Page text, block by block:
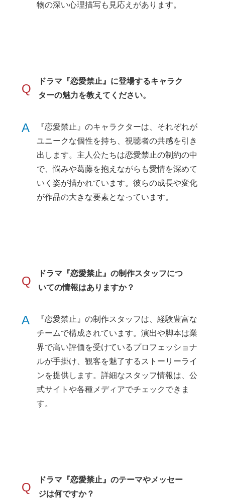
物の深い心理描写も見応えがあります。
Q
ドラマ『恋愛禁止』に登場するキャラク
ターの魅力を教えてください。
A
『恋愛禁止』のキャラクターは、それぞれが
ユニークな個性を持ち、視聴者の共感を引き
出します。主人公たちは恋愛禁止の制約の中
で、悩みや葛藤を抱えながらも愛情を深めて
いく姿が描かれています。彼らの成長や変化
が作品の大きな要素となっています。
Q
ドラマ『恋愛禁止』の制作スタッフにつ
いての情報はありますか？
A
『恋愛禁止』の制作スタッフは、経験豊富な
チームで構成されています。演出や脚本は業
界で高い評価を受けているプロフェッショナ
ルが手掛け、観客を魅了するストーリーライ
ンを提供します。詳細なスタッフ情報は、公
式サイトや各種メディアでチェックできま
す。
Q
ドラマ『恋愛禁止』のテーマやメッセー
ジは何ですか？